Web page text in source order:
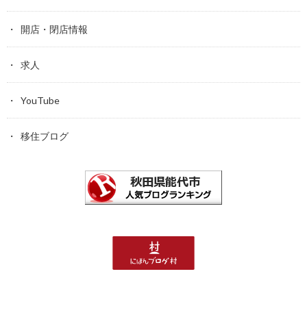
開店・閉店情報
求人
YouTube
移住ブログ